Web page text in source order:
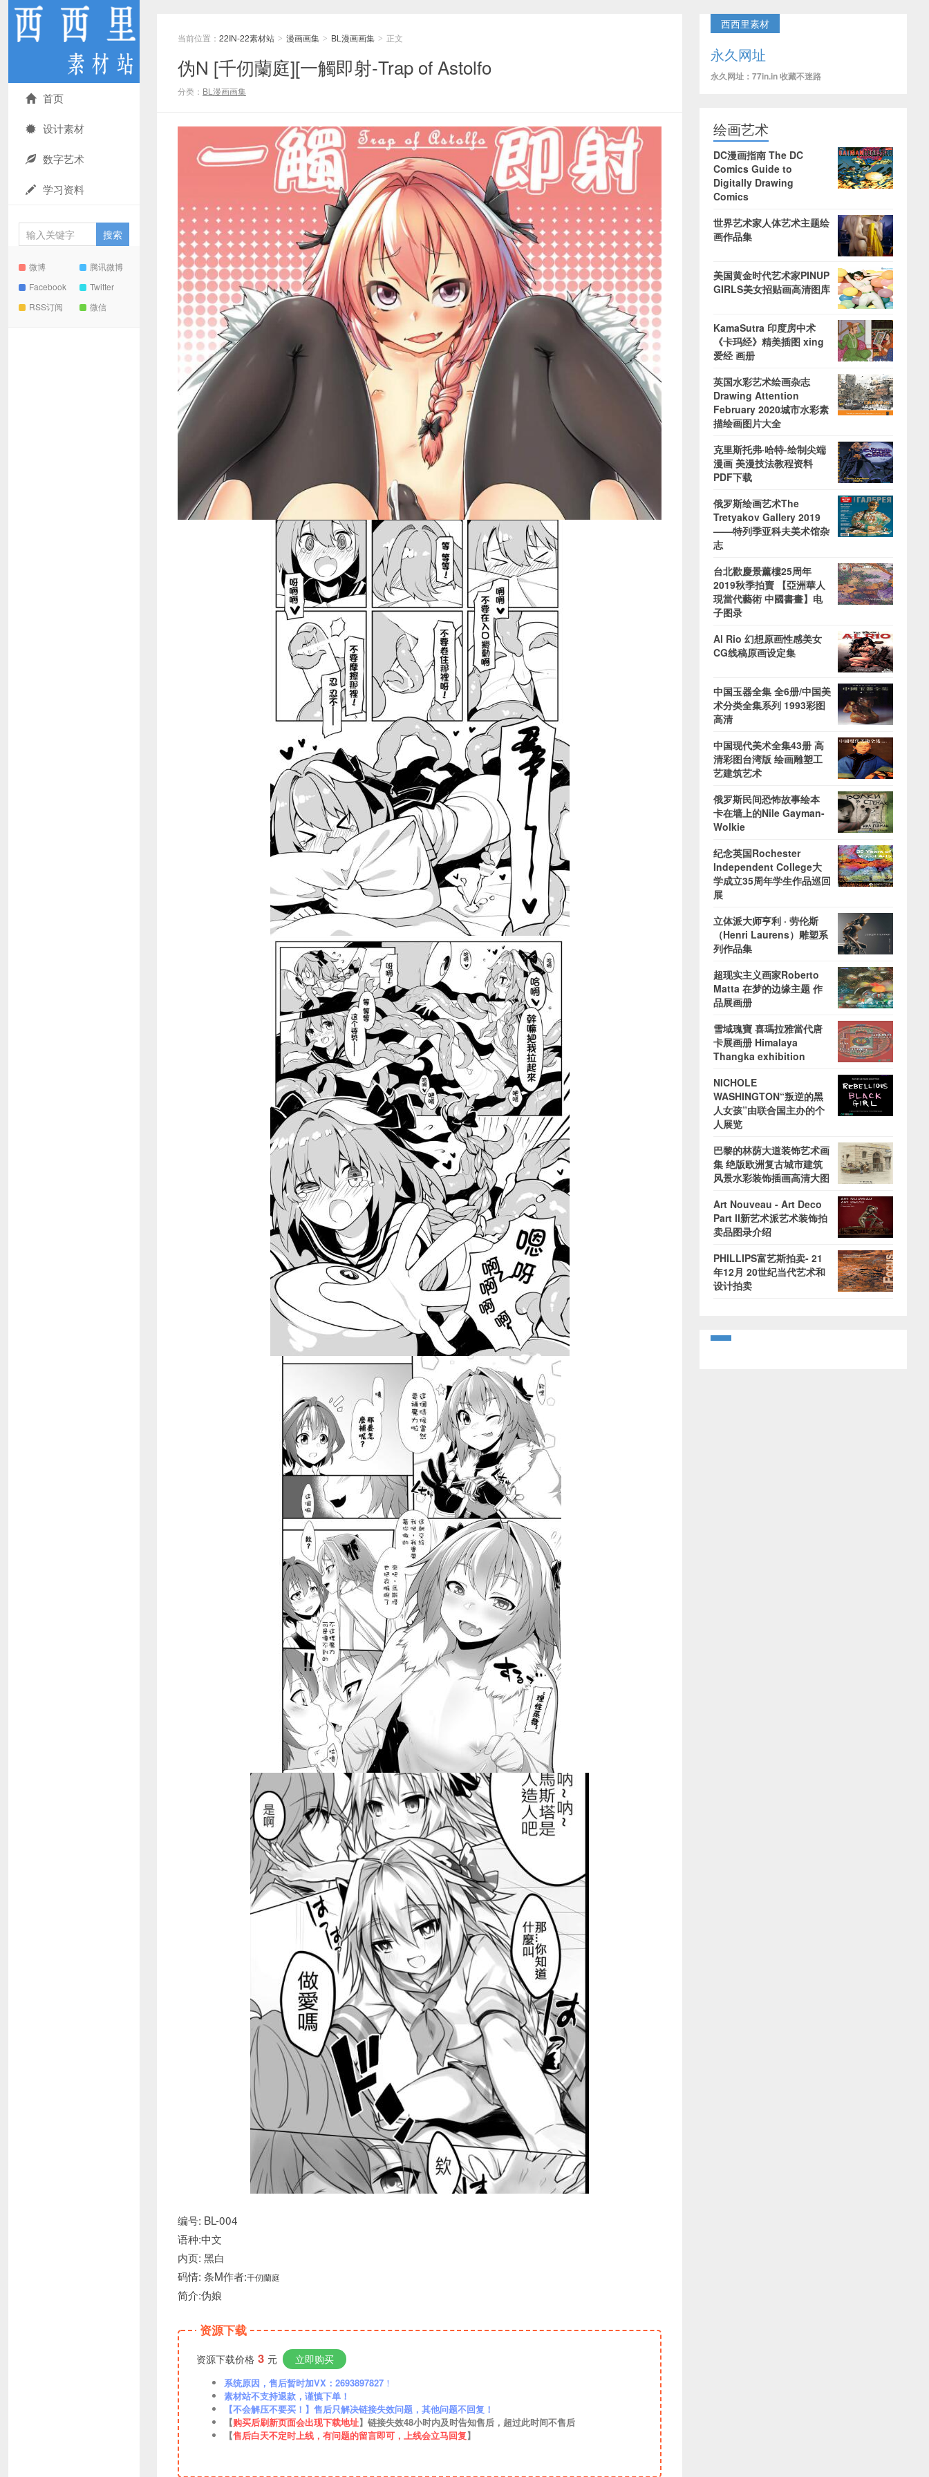
首页
设计素材
数字艺术
学习资料
微博
腾讯微博
Facebook
Twitter
RSS订阅
微信
当前位置： 22IN-22素材站 > 漫画画集 > BL漫画画集 > 正文
伪N [千仞蘭庭][一觸即射-Trap of Astolfo
分类： BL漫画画集
编号: BL-004
语种:中文
内页: 黑白
码情: 条M作者:千仞蘭庭
简介:伪娘
资源下载
资源下载价格 3 元 立即购买
系统原因，售后暂时加VX：2693897827 ！
素材站不支持退款，谨慎下单！
【不会解压不要买！】售后只解决链接失效问题，其他问题不回复！
【购买后刷新页面会出现下载地址】链接失效48小时内及时告知售后，超过此时间不售后
【售后白天不定时上线，有问题的留言即可，上线会立马回复】
西西里素材
永久网址
永久网址：77in.in 收藏不迷路
绘画艺术
DC漫画指南 The DC
Comics Guide to
Digitally Drawing
Comics
世界艺术家人体艺术主题绘
画作品集
美国黄金时代艺术家PINUP
GIRLS美女招贴画高清图库
KamaSutra 印度房中术
《卡玛经》精美插图 xing
爱经 画册
英国水彩艺术绘画杂志
Drawing Attention
February 2020城市水彩素
描绘画图片大全
克里斯托弗·哈特-绘制尖端
漫画 美漫技法教程资料
PDF下载
俄罗斯绘画艺术The
Tretyakov Gallery 2019
——特列季亚科夫美术馆杂
志
台北歡慶景薰樓25周年
2019秋季拍賣 【亞洲華人
現當代藝術 中國書畫】电
子图录
Al Rio 幻想原画性感美女
CG线稿原画设定集
中国玉器全集 全6册/中国美
术分类全集系列 1993彩图
高清
中国现代美术全集43册 高
清彩图台湾版 绘画雕塑工
艺建筑艺术
俄罗斯民间恐怖故事绘本
卡在墙上的Nile Gayman-
Wolkie
纪念英国Rochester
Independent College大
学成立35周年学生作品巡回
展
立体派大师亨利 · 劳伦斯
（Henri Laurens）雕塑系
列作品集
超现实主义画家Roberto
Matta 在梦的边缘主题 作
品展画册
雪域瑰寶 喜瑪拉雅當代唐
卡展画册 Himalaya
Thangka exhibition
NICHOLE
WASHINGTON“叛逆的黑
人女孩”由联合国主办的个
人展览
巴黎的林荫大道装饰艺术画
集 绝版欧洲复古城市建筑
风景水彩装饰插画高清大图
Art Nouveau - Art Deco
Part II新艺术派艺术装饰拍
卖品图录介绍
PHILLIPS富艺斯拍卖- 21
年12月 20世纪当代艺术和
设计拍卖